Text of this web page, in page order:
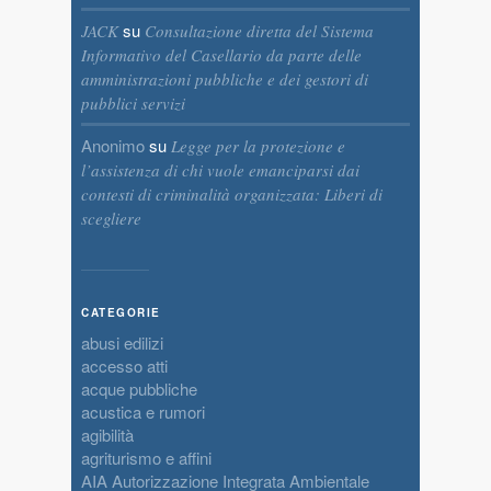
JACKsu Consultazione diretta del Sistema
Informativo del Casellario da parte delle
amministrazioni pubbliche e dei gestori di
pubblici servizi
Anonimosu Legge per la protezione e
l’assistenza di chi vuole emanciparsi dai
contesti di criminalità organizzata: Liberi di
scegliere
CATEGORIE
abusi edilizi
accesso atti
acque pubbliche
acustica e rumori
agibilità
agriturismo e affini
AIA Autorizzazione Integrata Ambientale